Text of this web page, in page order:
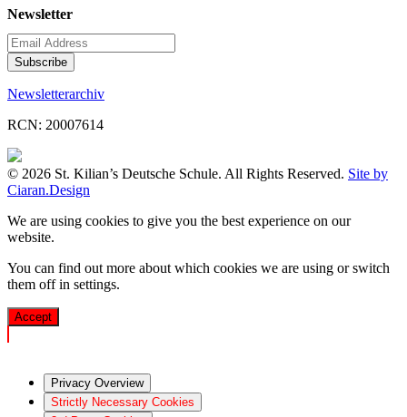
Newsletter
Newsletterarchiv
RCN: 20007614
© 2026 St. Kilian’s Deutsche Schule. All Rights Reserved. Site by
Ciaran.Design
We are using cookies to give you the best experience on our
website.
You can find out more about which cookies we are using or switch
them off in settings.
Accept
Privacy Overview
Strictly Necessary Cookies